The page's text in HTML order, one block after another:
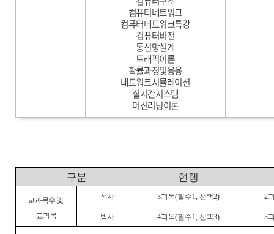
컴퓨터네트워크
컴퓨터네트워크특강
컴퓨터비전
통신망설계
트래픽이론
확률과정및응용
네트워크시뮬레이션
실시간시스템
머신러닝이론
구분 현행
교과목수 및
교과목
석사 3과목(필수1, 선택2) 2
박사 4과목(필수1, 선택3) 3